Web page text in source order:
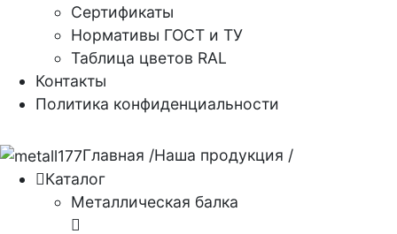
Сертификаты
Нормативы ГОСТ и ТУ
Таблица цветов RAL
Контакты
Политика конфиденциальности
Каталог
Металлическая балка
Главная /Наша продукция /